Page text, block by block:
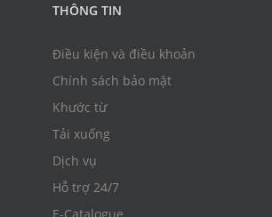
THÔNG TIN
Điều kiện và điều khoản
Chính sách bảo mật
Khước từ
Tải xuống
Dịch vụ
Hỗ trợ 24/7
E-Catalogue